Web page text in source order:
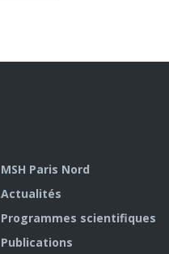
MSH Paris Nord
Actualités
Programmes scientifiques
Publications